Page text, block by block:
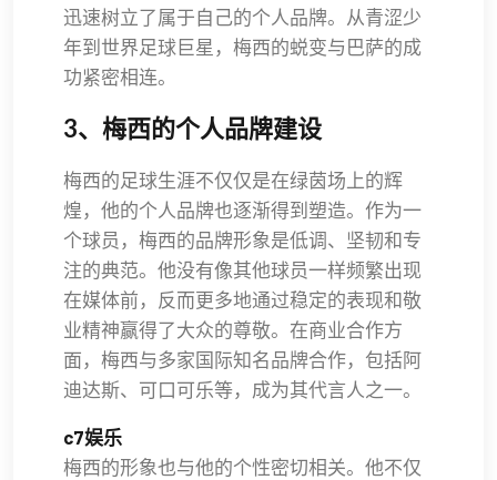
迅速树立了属于自己的个人品牌。从青涩少
年到世界足球巨星，梅西的蜕变与巴萨的成
功紧密相连。
3、梅西的个人品牌建设
梅西的足球生涯不仅仅是在绿茵场上的辉
煌，他的个人品牌也逐渐得到塑造。作为一
个球员，梅西的品牌形象是低调、坚韧和专
注的典范。他没有像其他球员一样频繁出现
在媒体前，反而更多地通过稳定的表现和敬
业精神赢得了大众的尊敬。在商业合作方
面，梅西与多家国际知名品牌合作，包括阿
迪达斯、可口可乐等，成为其代言人之一。
c7娱乐
梅西的形象也与他的个性密切相关。他不仅